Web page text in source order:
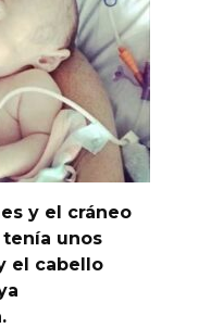
y el cráneo
unos
el cabello